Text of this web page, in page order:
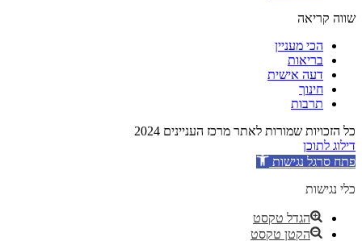
שווה קריאה
הכי מעניין
בריאות
דעה אישית
חינוך
תרבות
כל הזכויות שמורות לאתר מרכז העניינים 2024
דילוג לתוכן
פתח סרגל נגישות
כלי נגישות
הגדל טקסט
הקטן טקסט